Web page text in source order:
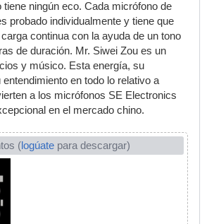
tiene ningún eco. Cada micrófono de
probado individualmente y tiene que
continua con la ayuda de un tono
de duración. Mr. Siwei Zou es un
y músico. Esta energía, su
en todo lo relativo a
a los micrófonos SE Electronics
en el mercado chino.
(logúate para descargar)